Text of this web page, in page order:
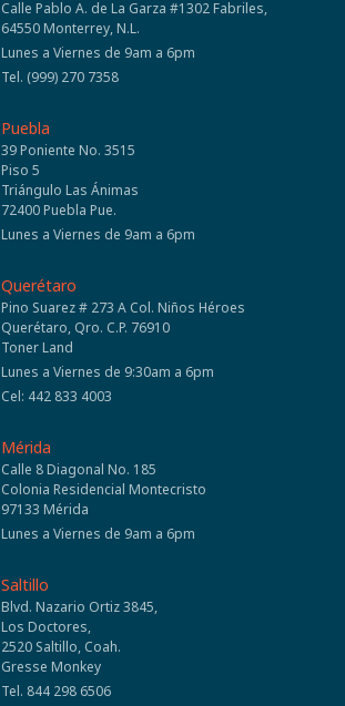
Calle Pablo A. de La Garza #1302 Fabriles,
64550 Monterrey, N.L.
Lunes a Viernes de 9am a 6pm
Tel. (999) 270 7358
Puebla
39 Poniente No. 3515
Piso 5
Triángulo Las Ánimas
72400 Puebla Pue.
Lunes a Viernes de 9am a 6pm
Querétaro
Pino Suarez # 273 A Col. Niños Héroes
Querétaro, Qro. C.P. 76910
Toner Land
Lunes a Viernes de 9:30am a 6pm
Cel: 442 833 4003
Mérida
Calle 8 Diagonal No. 185
Colonia Residencial Montecristo
97133 Mérida
Lunes a Viernes de 9am a 6pm
Saltillo
Blvd. Nazario Ortiz 3845,
Los Doctores,
2520 Saltillo, Coah.
Gresse Monkey
Tel. 844 298 6506